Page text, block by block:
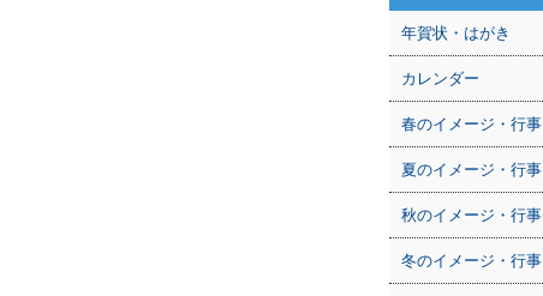
年賀状・はがき
カレンダー
春のイメージ・行事
夏のイメージ・行事
秋のイメージ・行事
冬のイメージ・行事